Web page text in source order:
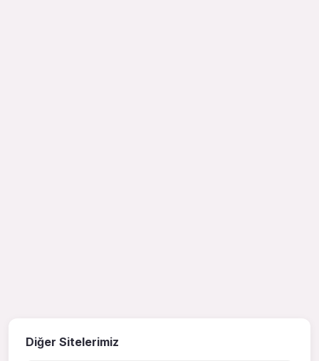
Diğer Sitelerimiz